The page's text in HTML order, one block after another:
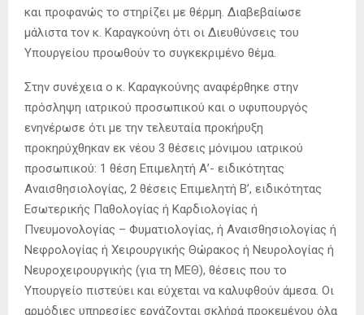
και προφανώς το στηρίζει με θέρμη. Διαβεβαίωσε
μάλιστα τον κ. Καραγκούνη ότι οι Διευθύνσεις του
Υπουργείου προωθούν το συγκεκριμένο θέμα.
Στην συνέχεια ο κ. Καραγκούνης αναφέρθηκε στην
πρόσληψη ιατρικού προσωπικού και ο υφυπουργός
ενηνέρωσε ότι με την τελευταία προκήρυξη
προκηρύχθηκαν εκ νέου 3 θέσεις μόνιμου ιατρικού
προσωπικού: 1 θέση Επιμελητή Α’- ειδικότητας
Αναισθησιολογίας, 2 θέσεις Επιμελητή Β’, ειδικότητας
Εσωτερικής Παθολογίας ή Καρδιολογίας ή
Πνευμονολογίας – Φυματιολογίας, ή Αναισθησιολογίας ή
Νεφρολογίας ή Χειρουργικής Θώρακος ή Νευρολογίας ή
Νευροχειρουργικής (για τη ΜΕΘ), θέσεις που το
Υπουργείο πιστεύει και εύχεται να καλυφθούν άμεσα. Οι
αρμόδιες υπηρεσίες εργάζονται σκλήρά προκεμένου όλα